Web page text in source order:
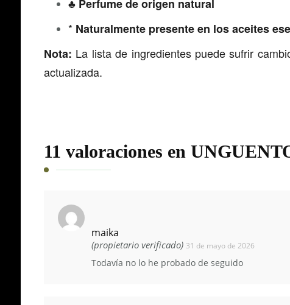
♣ Perfume de origen natural
* Naturalmente presente en los aceites
Nota: La lista de ingredientes puede sufrir
actualizada.
11 valoraciones en
maika
(propietario verificado) 31 de mayo de 2026
Todavía no lo he probado de seguido